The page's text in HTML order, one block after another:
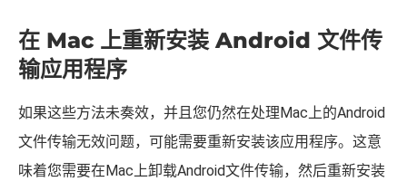
在 Mac 上重新安装 Android 文件传
如果这些方法未奏效，并且您仍然在处理Mac上的Android
文件传输无效问题，可能需要重新安装该应用程序。这意